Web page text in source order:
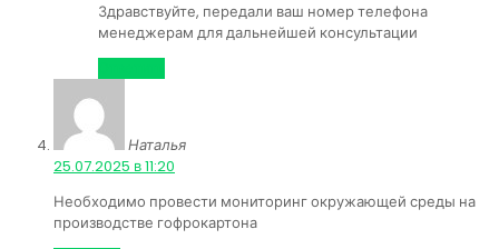
Здравствуйте, передали ваш номер телефона
менеджерам для дальнейшей консультации
Наталья
25.07.2025 в 11:20
Необходимо провести мониторинг окружающей среды на
производстве гофрокартона